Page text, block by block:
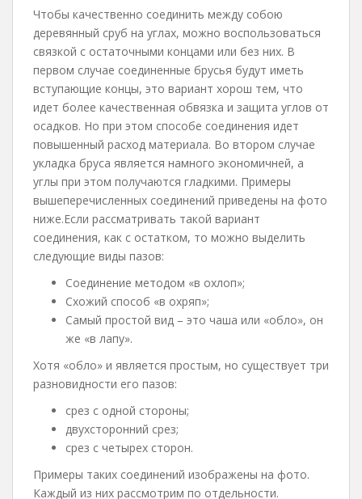
Чтобы качественно соединить между собою
деревянный сруб на углах, можно воспользоваться
связкой с остаточными концами или без них. В
первом случае соединенные брусья будут иметь
вступающие концы, это вариант хорош тем, что
идет более качественная обвязка и защита углов от
осадков. Но при этом способе соединения идет
повышенный расход материала. Во втором случае
укладка бруса является намного экономичней, а
углы при этом получаются гладкими. Примеры
вышеперечисленных соединений приведены на фото
ниже.Если рассматривать такой вариант
соединения, как с остатком, то можно выделить
следующие виды пазов:
Соединение методом «в охлоп»;
Схожий способ «в охряп»;
Самый простой вид – это чаша или «обло», он
же «в лапу».
Хотя «обло» и является простым, но существует три
разновидности его пазов:
срез с одной стороны;
двухсторонний срез;
срез с четырех сторон.
Примеры таких соединений изображены на фото.
Каждый из них рассмотрим по отдельности.